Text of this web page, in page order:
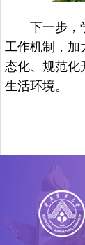
下一步，
工作机制，加
态化、规范化
生活环境。